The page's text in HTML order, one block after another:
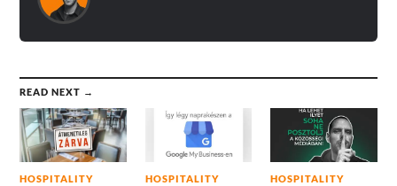
READ NEXT →
HOSPITALITY
HOSPITALITY
HOSPITALITY